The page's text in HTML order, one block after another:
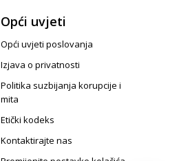
Opći uvjeti
Opći uvjeti poslovanja
Izjava o privatnosti
Politika suzbijanja korupcije i
mita
Etički kodeks
Kontaktirajte nas